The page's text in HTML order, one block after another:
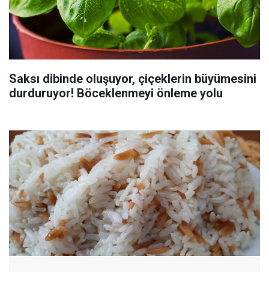
Saksı dibinde oluşuyor, çiçeklerin büyümesini
durduruyor! Böceklenmeyi önleme yolu